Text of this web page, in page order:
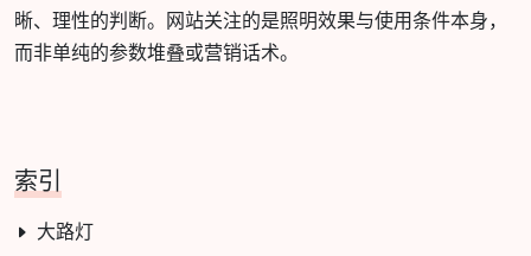
晰、理性的判断。网站关注的是照明效果与使用条件本身，
而非单纯的参数堆叠或营销话术。
索引
大路灯